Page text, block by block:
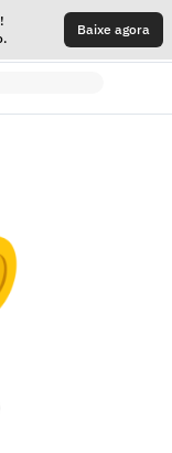
Baixe agora